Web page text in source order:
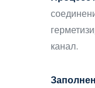
канал.